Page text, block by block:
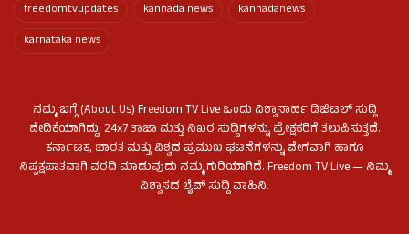
freedomtvupdates
kannada news
kannadanews
karnataka news
ನಮ್ಮ ಬಗ್ಗೆ (About Us) Freedom TV Live ಒಂದು ವಿಶ್ವಾಸಾರ್ಹ ಡಿಜಿಟಲ್ ಸುದ್ದಿ
ವೇದಿಕೆಯಾಗಿದ್ದು, 24x7 ತಾಜಾ ಮತ್ತು ನಿಖರ ಸುದ್ದಿಗಳನ್ನು ಪ್ರೇಕ್ಷಕರಿಗೆ ತಲುಪಿಸುತ್ತದೆ.
ಕರ್ನಾಟಕ, ಭಾರತ ಮತ್ತು ವಿಶ್ವದ ಪ್ರಮುಖ ಘಟನೆಗಳನ್ನು ವೇಗವಾಗಿ ಹಾಗೂ
ನಿಷ್ಪಕ್ಷಪಾತವಾಗಿ ವರದಿ ಮಾಡುವುದು ನಮ್ಮ ಗುರಿಯಾಗಿದೆ. Freedom TV Live — ನಿಮ್ಮ
ವಿಶ್ವಾಸದ ಲೈವ್ ಸುದ್ದಿ ವಾಹಿನಿ.